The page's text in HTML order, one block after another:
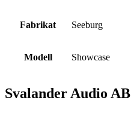
Fabrikat Seeburg
Modell Showcase
Svalander Audio AB